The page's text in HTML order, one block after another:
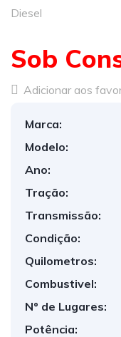
Diesel
Sob
Adicionar aos
Marca:
Modelo:
Ano:
Tração:
Transmissão:
Condição:
Quilometros:
Combustivel:
Nº de Lugares:
Potência: